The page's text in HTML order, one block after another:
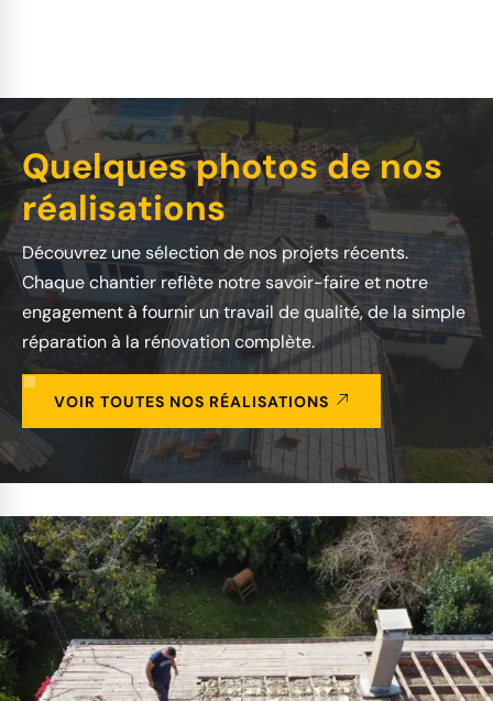
Quelques photos de nos
réalisations
Découvrez une sélection de nos projets récents.
Chaque chantier reflète notre savoir-faire et notre
engagement à fournir un travail de qualité, de la simple
réparation à la rénovation complète.
VOIR TOUTES NOS RÉALISATIONS